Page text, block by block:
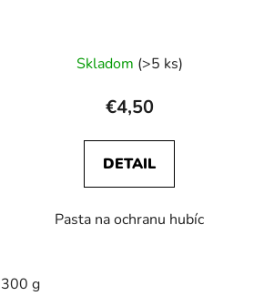
Skladom (>5 ks)
€4,50
DETAIL
Pasta na ochranu hubíc
300 g